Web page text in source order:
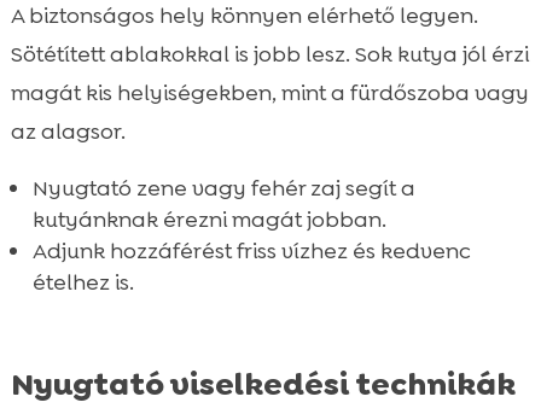
A biztonságos hely könnyen elérhető legyen.
Sötétített ablakokkal is jobb lesz. Sok kutya jól érzi
magát kis helyiségekben, mint a fürdőszoba vagy
az alagsor.
Nyugtató zene vagy fehér zaj segít a
kutyánknak érezni magát jobban.
Adjunk hozzáférést friss vízhez és kedvenc
ételhez is.
Nyugtató viselkedési technikák